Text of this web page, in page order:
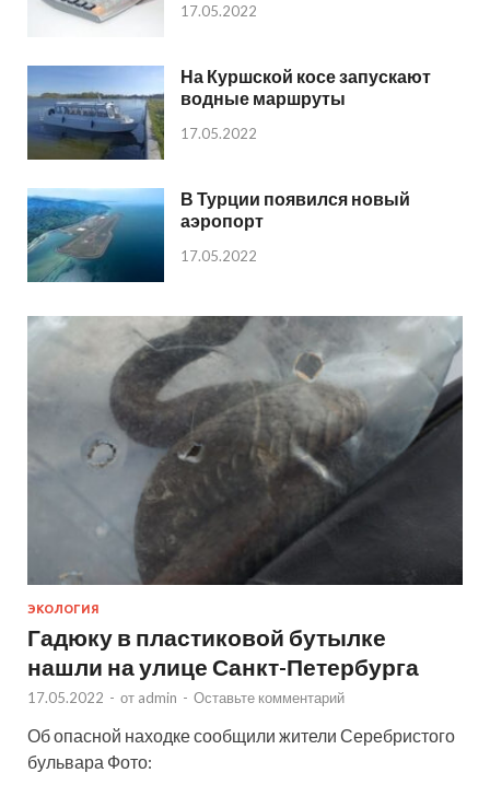
17.05.2022
На Куршской косе запускают
водные маршруты
17.05.2022
В Турции появился новый
аэропорт
17.05.2022
ЭКОЛОГИЯ
Гадюку в пластиковой бутылке
нашли на улице Санкт-Петербурга
17.05.2022 - от admin - Оставьте комментарий
Об опасной находке сообщили жители Серебристого
бульвара Фото: